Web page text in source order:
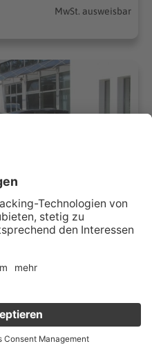
MwSt. ausweisbar
online